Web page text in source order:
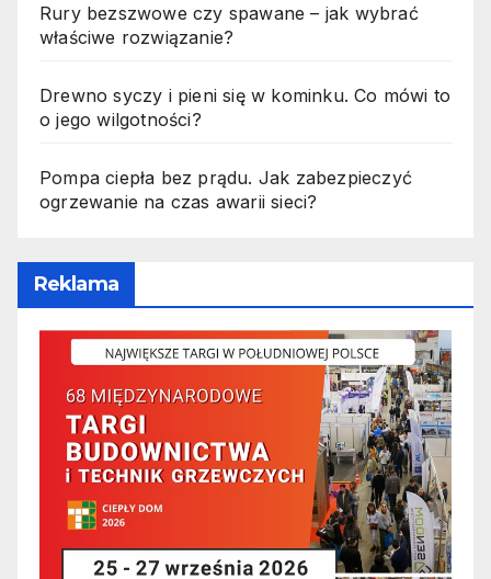
Rury bezszwowe czy spawane – jak wybrać
właściwe rozwiązanie?
Drewno syczy i pieni się w kominku. Co mówi to
o jego wilgotności?
Pompa ciepła bez prądu. Jak zabezpieczyć
ogrzewanie na czas awarii sieci?
Reklama